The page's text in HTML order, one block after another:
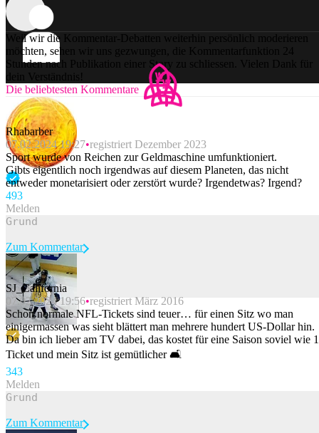
Weil wir die Kommentar-Debatten weiterhin persönlich moderieren
möchten, sehen wir uns gezwungen, die Kommentarfunktion 24
Stunden nach Publikation einer Story zu schliessen. Vielen Dank für
dein Verständnis!
Die beliebtesten Kommentare
Rhabarber
07.02.2024 19:27 registriert Dezember 2023
Sport wurde von Reichen zur Geldmaschine umfunktioniert.
Gibts eigentlich noch irgendwas auf diesem Planeten, das nicht
entweder monetarisiert oder zerstört wurde? Irgendetwas? Irgend?
493
Melden
Beitrag melden
Zum Kommentar
SJ_California
07.02.2024 19:56 registriert März 2016
Schon normale NFL-Tickets sind teuer… für einen Sitz wo man
einigermassen was sieht blättert man mehrere hundert US-Dollar hin.
Da bin ich lieber am TV dabei, das kostet für eine Saison soviel wie 1
Ticket und mein Sitz ist gemütlicher 🛋️
343
Melden
Zum Kommentar